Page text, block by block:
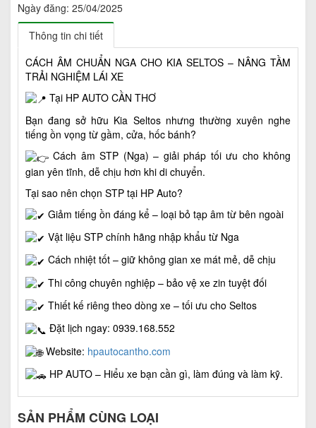
Ngày đăng: 25/04/2025
Thông tin chi tiết
CÁCH ÂM CHUẨN NGA CHO KIA SELTOS – NÂNG TẦM
TRẢI NGHIỆM LÁI XE
Tại HP AUTO CẦN THƠ
Bạn đang sở hữu Kia Seltos nhưng thường xuyên nghe
tiếng ồn vọng từ gầm, cửa, hốc bánh?
Cách âm STP (Nga) – giải pháp tối ưu cho không
gian yên tĩnh, dễ chịu hơn khi di chuyển.
Tại sao nên chọn STP tại HP Auto?
Giảm tiếng ồn đáng kể – loại bỏ tạp âm từ bên ngoài
Vật liệu STP chính hãng nhập khẩu từ Nga
Cách nhiệt tốt – giữ không gian xe mát mẻ, dễ chịu
Thi công chuyên nghiệp – bảo vệ xe zin tuyệt đối
Thiết kế riêng theo dòng xe – tối ưu cho Seltos
Đặt lịch ngay: 0939.168.552
Website: hpautocantho.com
HP AUTO – Hiểu xe bạn cần gì, làm đúng và làm kỹ.
SẢN PHẨM CÙNG LOẠI